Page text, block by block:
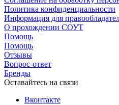
Политика конфиденциальности
Информация для
О прохождении СОУТ
Помощь
Помощь
Отзывы
Вопрос-ответ
Бренды
Оставайтесь на связи
Вконтакте